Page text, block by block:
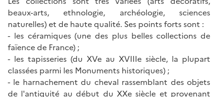
beaux-arts, ethnologie, archéologie, sciences
naturelles) et de haute qualité. Ses points forts sont :
- les céramiques (une des plus belles collections de
faïence de France) ;
- les tapisseries (du XVe au XVIIIe siècle, la plupart
classées parmi les Monuments historiques) ;
- le harnachement du cheval rassemblant des objets
de l'antiquité au début du XXe siècle et provenant